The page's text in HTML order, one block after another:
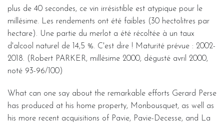
plus de 40 secondes, ce vin irrésistible est atypique pour le
millésime. Les rendements ont été faibles (30 hectolitres par
hectare). Une partie du merlot a été récoltée à un taux
d'alcool naturel de 14,5 %. C'est dire ! Maturité prévue : 2002-
2018. (Robert PARKER, millésime 2000, dégusté avril 2000,
noté 93-96/100)
What can one say about the remarkable efforts Gerard Perse
has produced at his home property, Monbousquet, as well as
his more recent acquisitions of Pavie, Pavie-Decesse, and La